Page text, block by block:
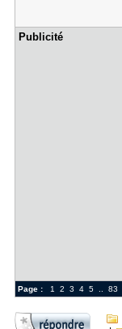
Publicité
Page : 1 2 3 4 5.. 83